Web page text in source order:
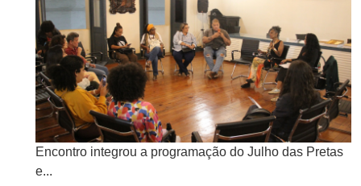
Encontro integrou a programação do Julho das Pretas
e...